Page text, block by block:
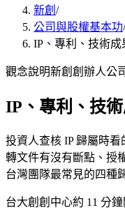
新創 /
公司與股權基本功/
IP、專利、技術成
觀念說明新創創辦人公
IP、專利、技
投資人查核 IP 歸屬時
轉文件有沒有斷點、授
台灣團隊最常見的四種
台大創創中心約 11 分鐘